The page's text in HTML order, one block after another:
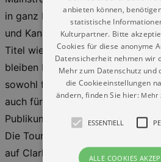
in ganz Europa, den USA
und Kanada.
Titel wie „Sleeper in Metropolis“
bleiben Meilensteine
sowohl für Zuhörer, die mit ihnen
auch für ein jüngeres
Publikum, das sie neu entdeckt.
Die Tournee 2027 ist keine
auf Clarks Geschichte,
anbieten können,
statistische
Kulturpartner. Bitte
Cookies für diese anonyme
Datensicherheit nehmen wir
Mehr zum Datenschutz und
die Cookieeinstellungen
ändern, finden Sie hier: Mehr
ESSENTIELL
ALLE COOKIES